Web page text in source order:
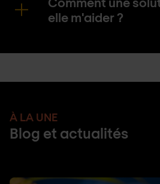
elle m'aider ?
À LA UNE
Blog et actualités